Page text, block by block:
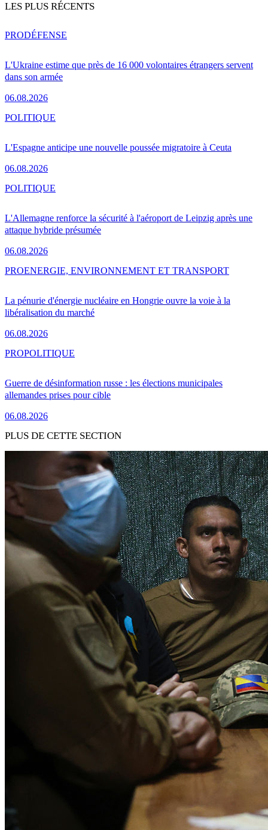
LES PLUS RÉCENTS
L'Ukraine estime que près de 16 000 volontaires étrangers servent
dans son armée
06.08.2026
PRODÉFENSE
L'Espagne anticipe une nouvelle poussée migratoire à Ceuta
06.08.2026
POLITIQUE
L'Allemagne renforce la sécurité à l'aéroport de Leipzig après une
attaque hybride présumée
06.08.2026
POLITIQUE
La pénurie d'énergie nucléaire en Hongrie ouvre la voie à la
libéralisation du marché
06.08.2026
PROENERGIE, ENVIRONNEMENT ET TRANSPORT
Guerre de désinformation russe : les élections municipales
allemandes prises pour cible
06.08.2026
PROPOLITIQUE
PLUS DE CETTE SECTION